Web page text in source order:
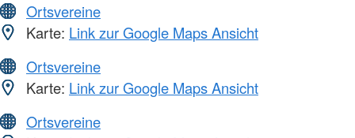
Ortsvereine
Karte: Link zur Google Maps Ansicht
Ortsvereine
Karte: Link zur Google Maps Ansicht
Ortsvereine